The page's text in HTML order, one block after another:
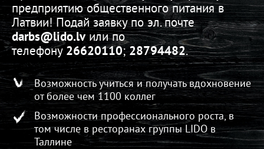
предприятию общественного питания в
Латвии! Подай заявку по эл. почте
darbs@lido.lvили по
телефону 26620110;28794482.
Возможность учиться и получать вдохновение
от более чем 1100 коллег
Возможности профессионального роста, в
том числе в ресторанах группы LIDO в
Таллине